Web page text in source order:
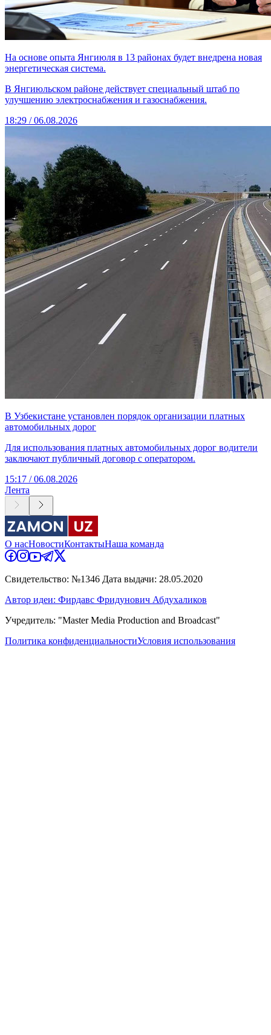
На основе опыта Янгиюля в 13 районах будет внедрена новая
энергетическая система.
В Янгиюльском районе действует специальный штаб по
улучшению электроснабжения и газоснабжения.
18:29 / 06.08.2026
В Узбекистане установлен порядок организации платных
автомобильных дорог
Для использования платных автомобильных дорог водители
заключают публичный договор с оператором.
15:17 / 06.08.2026
Лента
О насНовостиКонтактыНаша команда
Свидетельство: №1346 Дата выдачи: 28.05.2020
Автор идеи: Фирдавс Фридунович Абдухаликов
Учредитель: "Master Media Production and Broadcast"
Политика конфиденциальностиУсловия использования